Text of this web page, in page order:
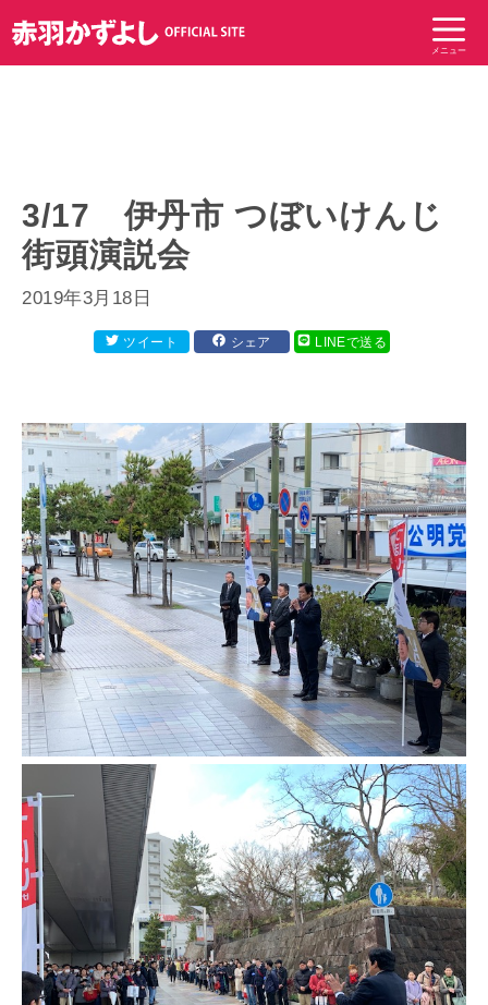
ン
テ
メニュー
3/17 伊丹市 つぼいけんじ
街頭演説会
2019年3月18日
ツイート シェア LINEで送る